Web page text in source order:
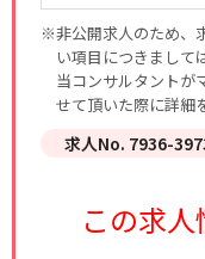
※非公開求人のため、
い項目につきまして
当コンサルタントが
せて頂いた際に詳細
求人No. 7936-
この求